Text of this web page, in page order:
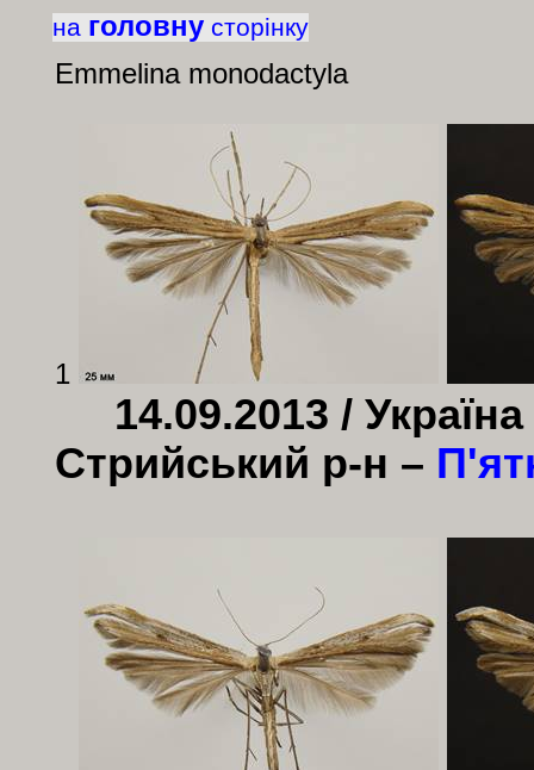
на головну сторінку
Emmelina monodactyla
1
14.09.2013 /
Стрийський р-н –